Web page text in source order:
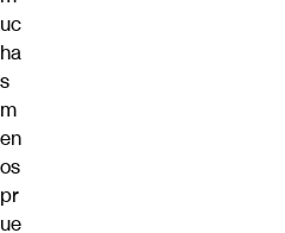
uc
ha
s
m
en
os
pr
ue